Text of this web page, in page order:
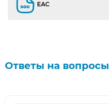
ЕАС
Ответы на вопросы